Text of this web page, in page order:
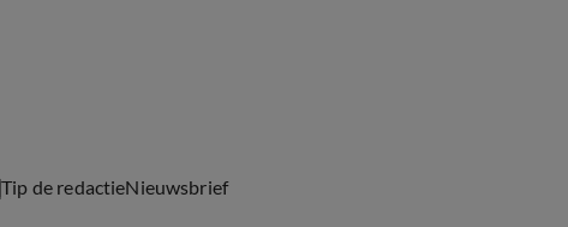
Tip de redactieNieuwsbrief